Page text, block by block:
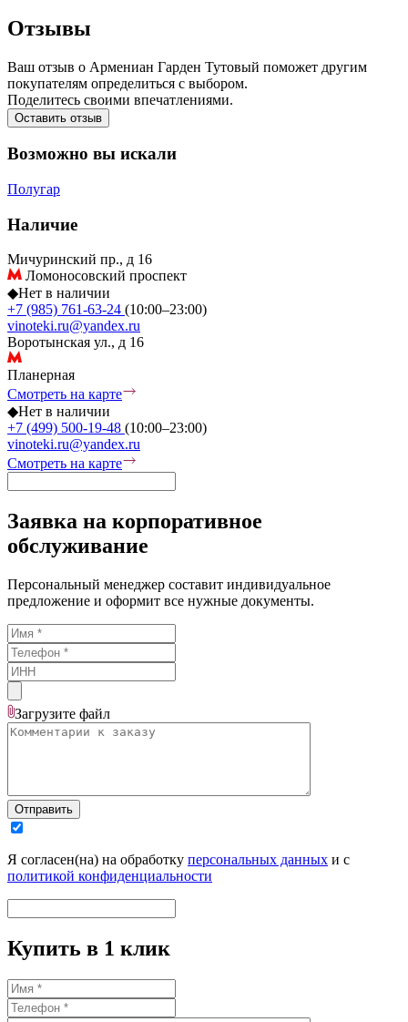
Отзывы
Ваш отзыв о Армениан Гарден Тутовый поможет другим
покупателям определиться с выбором.
Поделитесь своими впечатлениями.
Оставить отзыв
Возможно вы искали
Полугар
Наличие
Мичуринский пр., д 16
Ломоносовский проспект
◆Нет в наличии
+7 (985) 761-63-24 (10:00–23:00)
vinoteki.ru@yandex.ru
Воротынская ул., д 16
Планерная
Смотреть на карте
◆Нет в наличии
+7 (499) 500-19-48 (10:00–23:00)
vinoteki.ru@yandex.ru
Смотреть на карте
Заявка на корпоративное
обслуживание
Персональный менеджер составит индивидуальное
предложение и оформит все нужные документы.
Загрузите файл
Отправить
Я согласен(на) на обработку персональных данных и с
политикой конфиденциальности
Купить в 1 клик